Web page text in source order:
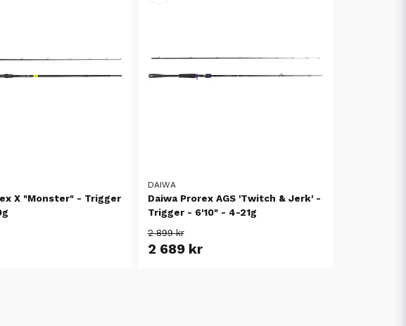
X "Monster" - Trigger
DAIWA
Daiwa Prorex AGS 'Twitch & Jerk' -
Trigger - 6'10" - 4-21g
2 899 kr
2 689 kr